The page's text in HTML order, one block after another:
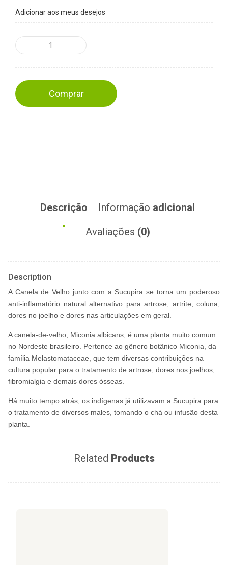
Adicionar aos meus desejos
Comprar
Descrição Informação adicional
Avaliações (0)
Description
A Canela de Velho junto com a Sucupira se torna um poderoso
anti-inflamatório natural alternativo para artrose, artrite, coluna,
dores no joelho e dores nas articulações em geral.
A canela-de-velho, Miconia albicans, é uma planta muito comum
no Nordeste brasileiro. Pertence ao gênero botânico Miconia, da
família Melastomataceae, que tem diversas contribuições na
cultura popular para o tratamento de artrose, dores nos joelhos,
fibromialgia e demais dores ósseas.
Há muito tempo atrás, os indígenas já utilizavam a Sucupira para
o tratamento de diversos males, tomando o chá ou infusão desta
planta.
Related Products